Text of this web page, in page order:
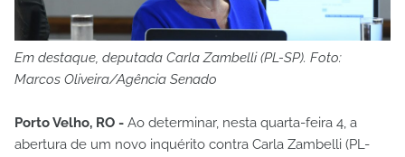
Em destaque, deputada Carla Zambelli (PL-SP). Foto:
Marcos Oliveira/Agência Senado
Porto Velho, RO - Ao determinar, nesta quarta-feira 4, a
abertura de um novo inquérito contra Carla Zambelli (PL-